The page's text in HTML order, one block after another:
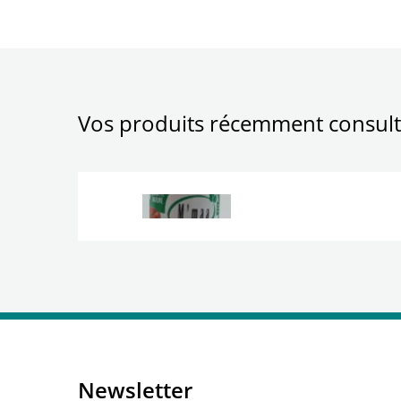
Vos produits récemment
Newsletter